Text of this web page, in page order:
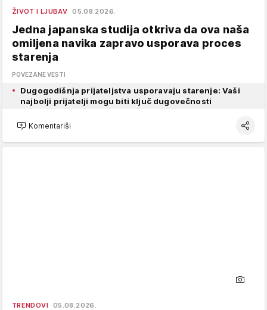
ŽIVOT I LJUBAV 05.08.2026.
Jedna japanska studija otkriva da ova naša
omiljena navika zapravo usporava proces
starenja
POVEZANE VESTI
Dugogodišnja prijateljstva usporavaju starenje: Vaši
najbolji prijatelji mogu biti ključ dugovečnosti
Komentariši
TRENDOVI 05.08.2026.